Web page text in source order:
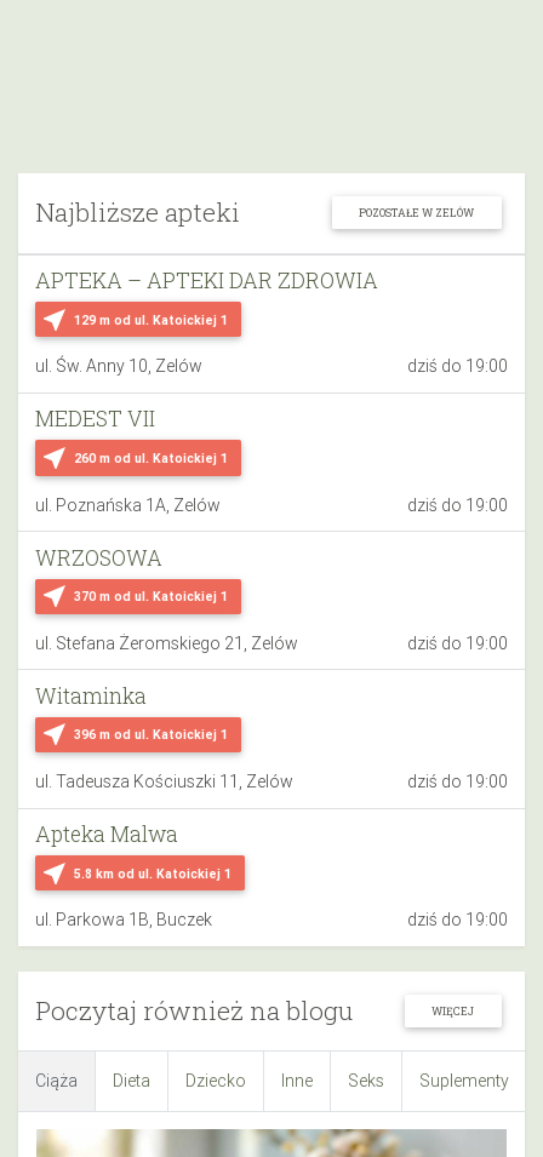
Najbliższe apteki POZOSTAŁE W ZELÓW
near_me 129 m od ul. Katoickiej 1
APTEKA – APTEKI DAR ZDROWIA
ul. Św. Anny 10, Zelów dziś do 19:00
near_me 260 m od ul. Katoickiej 1
MEDEST VII
ul. Poznańska 1A, Zelów dziś do 19:00
near_me 370 m od ul. Katoickiej 1
WRZOSOWA
ul. Stefana Żeromskiego 21, Zelów dziś do 19:00
near_me 396 m od ul. Katoickiej 1
Witaminka
ul. Tadeusza Kościuszki 11, Zelów dziś do 19:00
near_me 5.8 km od ul. Katoickiej 1
Apteka Malwa
ul. Parkowa 1B, Buczek dziś do 19:00
Poczytaj również na blogu WIĘCEJ
Ciąża Dieta Dziecko Inne Seks Suplementy